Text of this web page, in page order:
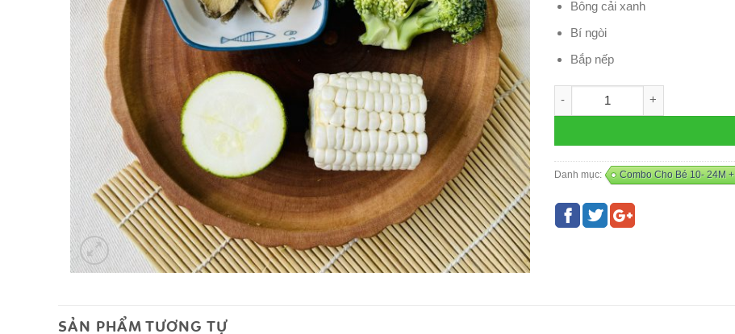
Bông cải xanh
Bí ngòi
Bắp nếp
Danh mục: Combo Cho Bé 10- 24M +
SẢN PHẨM TƯƠNG TỰ